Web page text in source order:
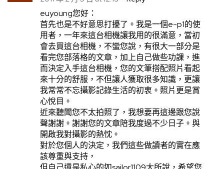
euyoung您好：
首先也是不好意思打擾了。我是一個e-p1的使
用者，一年來這台相機讓我用的很滿意，當初
會去買這台相機，不蠻您說，有很大一部分是
看完您部落格的文章，加上自己做些功課，進
而決定入手這台相機，您的文筆搭配照片看起
來十分的舒服，不但讓人獲取很多知識，更讓
我常常不忘攝影記錄生活的初衷。照片更是賞
心悅目。
近來聽聞您不太拍照了，我想要再這邊跟您說
聲謝謝。謝謝您的文章陪我度過不少日子。與
開啟我對攝影的熱忱。
對於您個人的決定，我們這些做讀者的實在應
該尊重與支持，